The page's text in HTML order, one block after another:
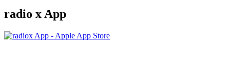
radio x App